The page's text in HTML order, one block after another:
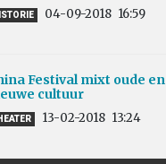
04-09-2018 16:59
Festival mixt oude en
cultuur
13-02-2018 13:24